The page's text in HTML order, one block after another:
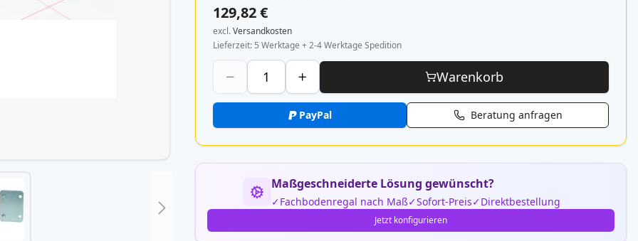
129,82 €
excl.Versandkosten
Lieferzeit 5 Werktage + 2-4 Werktage Spedition
Warenkorb
PayPal Beratung anfragen
Maßgeschneiderte Lösung gewünscht?
Fachbodenregal nach Maß Sofort-Preis Direktbestellung
Jetzt konfigurieren